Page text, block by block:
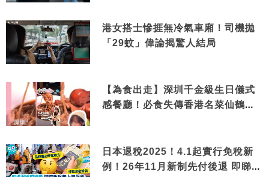
港女搭士慘捱無冷氣車廂！司機拋
「29蚊」偉論揭驚人結局
【為食出走】深圳千金級生日儀式
感餐廳！必食失傳香港名菜仙鶴神
日本退稅2025！4.1起實行免稅新
例！26年11月新制先付後退 即睇步